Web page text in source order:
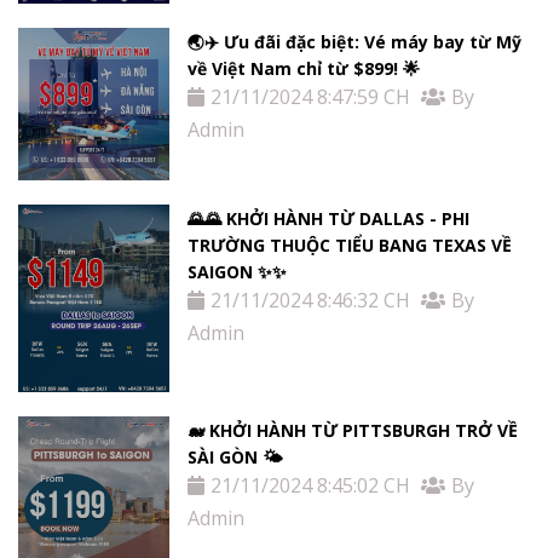
🌏✈️ Ưu đãi đặc biệt: Vé máy bay từ Mỹ
về Việt Nam chỉ từ $899! 🌟
21/11/2024 8:47:59 CH
By
Admin
🌄🌄 KHỞI HÀNH TỪ DALLAS - PHI
TRƯỜNG THUỘC TIỂU BANG TEXAS VỀ
SAIGON ✨✨
21/11/2024 8:46:32 CH
By
Admin
🐋 KHỞI HÀNH TỪ PITTSBURGH TRỞ VỀ
SÀI GÒN 🌤
21/11/2024 8:45:02 CH
By
Admin